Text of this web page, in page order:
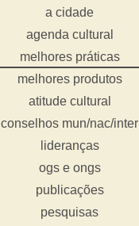
a cidade
agenda cultural
melhores práticas
melhores produtos
atitude cultural
conselhos mun/nac/inter
lideranças
ogs e ongs
publicações
pesquisas